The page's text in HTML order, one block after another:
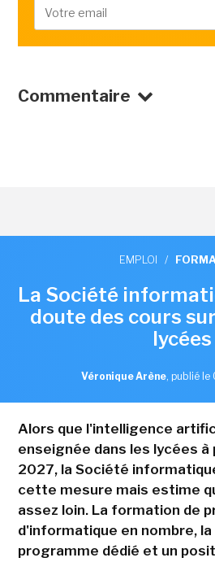
Commentaire
EMPLOI /
La Société
doute des cours
lycées
Véronique Arène, publié le
Alors que l'intelligence
enseignée dans les lycées
2027, la Société
cette mesure mais estime
assez loin. La formation de
d'informatique en nombre,
programme dédié et un